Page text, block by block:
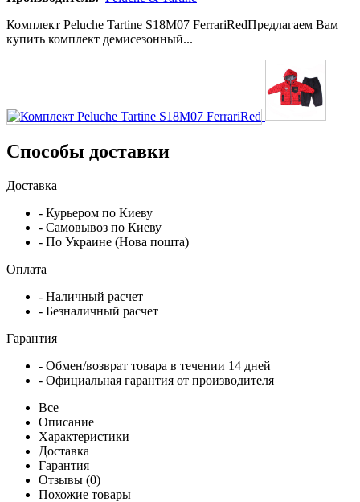
Комплект Peluche Tartine S18M07 FerrariRedПредлагаем Вам
купить комплект демисезонный...
Способы доставки
Доставка
- Курьером по Киеву
- Самовывоз по Киеву
- По Украине (Нова пошта)
Оплата
- Наличный расчет
- Безналичный расчет
Гарантия
- Обмен/возврат товара в течении 14 дней
- Официальная гарантия от производителя
Все
Описание
Характеристики
Доставка
Гарантия
Отзывы (0)
Похожие товары